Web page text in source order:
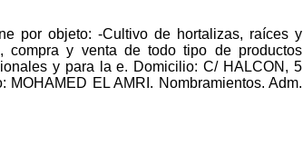
por objeto: -Cultivo de hortalizas, raíces y
compra y venta de todo tipo de productos
y para la e. Domicilio: C/ HALCON, 5
EL AMRI. Nombramientos. Adm.